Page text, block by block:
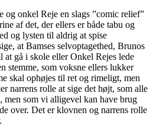
og onkel Reje en slags ”comic relief”
af det, der ellers er både tabu og
og lysten til aldrig at spise
at Bamses selvoptagethed, Brunos
at gå i skole eller Onkel Rejes lede
stemme, som voksne ellers lukker
skal ophøjes til ret og rimeligt, men
narrens rolle at sige det højt, som alle
men som vi alligevel kan have brug
over. Det er klovnen og narrens rolle